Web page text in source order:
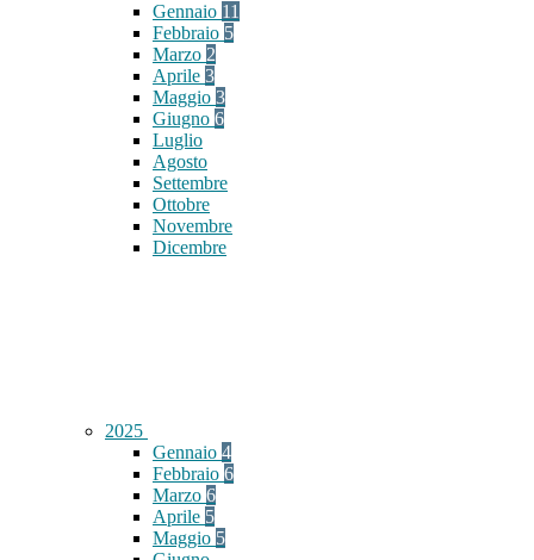
Gennaio 11
Febbraio 5
Marzo 2
Aprile 3
Maggio 3
Giugno 6
Luglio
Agosto
Settembre
Ottobre
Novembre
Dicembre
2025
Gennaio 4
Febbraio 6
Marzo 6
Aprile 5
Maggio 5